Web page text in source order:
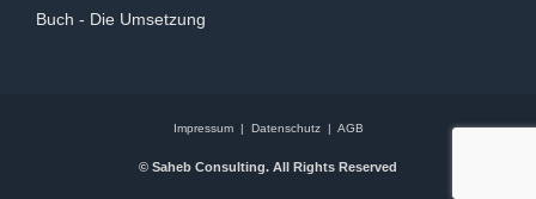
Buch - Die Umsetzung
Impressum| Datenschutz| AGB
© Saheb Consulting. All Rights Reserved